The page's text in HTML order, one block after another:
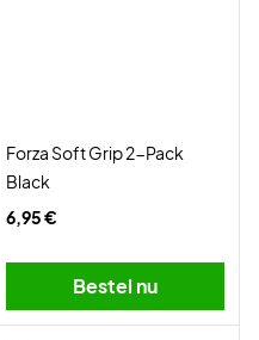
Forza Soft Grip 2-Pack
Black
6,95 €
Bestel nu